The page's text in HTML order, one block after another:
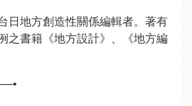
日地方創造性關係編輯者。著有
之書籍《地方設計》、《地方編